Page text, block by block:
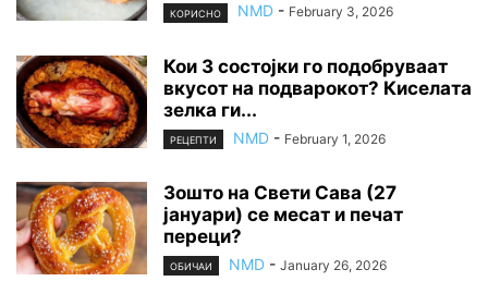
КОРИСНО NMD - February 3, 2026
Кои 3 состојки го подобруваат
вкусот на подварокот? Киселата
зелка ги...
РЕЦЕПТИ NMD - February 1, 2026
Зошто на Свети Сава (27
јануари) се месат и печат
переци?
ОБИЧАИ NMD - January 26, 2026